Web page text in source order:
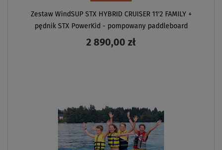
Zestaw WindSUP STX HYBRID CRUISER 11'2 FAMILY +
pędnik STX PowerKid - pompowany paddleboard
2 890,00 zł